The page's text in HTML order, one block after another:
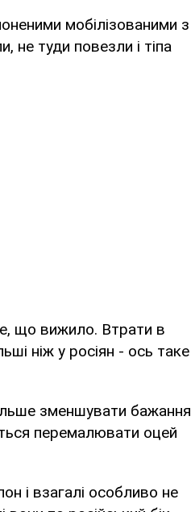
мобілізованими з
не туди повезли і тіпа
що вижило. Втрати в
ніж у росіян - ось таке
зменшувати бажання
перемалювати оцей
і взагалі особливо не